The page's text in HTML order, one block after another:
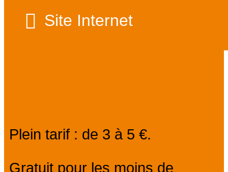
Site Internet
Plein tarif : de 3 à 5 €.
Gratuit pour les moins de